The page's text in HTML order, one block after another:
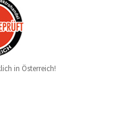
in Österreich!